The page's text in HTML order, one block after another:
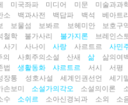
미국좌파 미디어 미문 미술과과
소 백과사전 백답파 백석 베아트
보물섬 보봐르 보헤미안 보호구
철학 불가사리 불가지론 브레인스
사기 사나이 사랑 사르트르 사민
의 사회주의소설 산새 삶 삶의여
법 생활동화 샤르트르 서시 서평
장통 성호사설 세계인권선언 세기
손보미 소설가의각오 소설의이론
수 소쉬르 소아신경뇌과 소외
소